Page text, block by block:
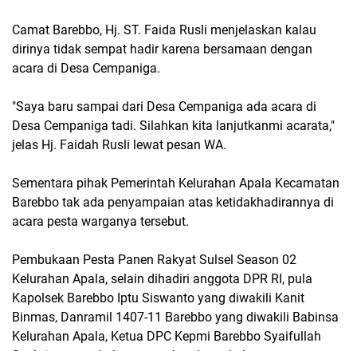
Camat Barebbo, Hj. ST. Faida Rusli menjelaskan kalau
dirinya tidak sempat hadir karena bersamaan dengan
acara di Desa Cempaniga.
"Saya baru sampai dari Desa Cempaniga ada acara di
Desa Cempaniga tadi. Silahkan kita lanjutkanmi acarata,"
jelas Hj. Faidah Rusli lewat pesan WA.
Sementara pihak Pemerintah Kelurahan Apala Kecamatan
Barebbo tak ada penyampaian atas ketidakhadirannya di
acara pesta warganya tersebut.
Pembukaan Pesta Panen Rakyat Sulsel Season 02
Kelurahan Apala, selain dihadiri anggota DPR RI, pula
Kapolsek Barebbo Iptu Siswanto yang diwakili Kanit
Binmas, Danramil 1407-11 Barebbo yang diwakili Babinsa
Kelurahan Apala, Ketua DPC Kepmi Barebbo Syaifullah